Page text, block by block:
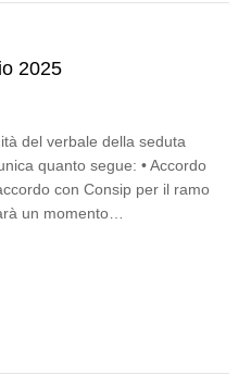
2025
del verbale della seduta
quanto segue: • Accordo
con Consip per il ramo
un momento…